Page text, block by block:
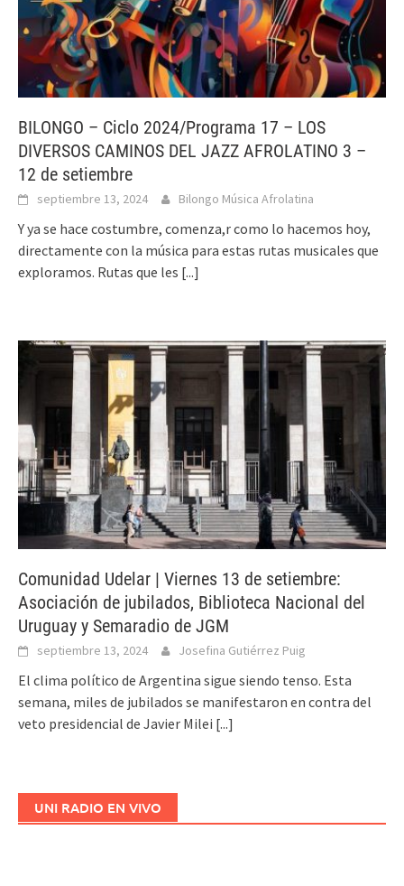
BILONGO – Ciclo 2024/Programa 17 – LOS
DIVERSOS CAMINOS DEL JAZZ AFROLATINO 3 –
12 de setiembre
septiembre 13, 2024 Bilongo Música Afrolatina
Y ya se hace costumbre, comenza,r como lo hacemos hoy,
directamente con la música para estas rutas musicales que
exploramos. Rutas que les [...]
Comunidad Udelar | Viernes 13 de setiembre:
Asociación de jubilados, Biblioteca Nacional del
Uruguay y Semaradio de JGM
septiembre 13, 2024 Josefina Gutiérrez Puig
El clima político de Argentina sigue siendo tenso. Esta
semana, miles de jubilados se manifestaron en contra del
veto presidencial de Javier Milei [...]
UNI RADIO EN VIVO